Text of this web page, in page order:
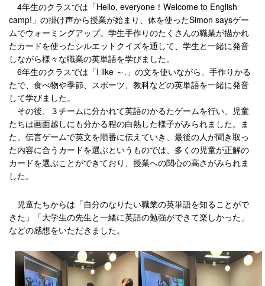
4年生のクラスでは「Hello, everyone！Welcome to English
camp!」の掛け声から授業が始まり、体を使ったSimon saysゲー
ムでウォーミングアップ。学生手作りのたくさんの職業が描かれ
たカードを使ったシルエットクイズを通して、学生と一緒に発音
しながら様々な職業の英単語を学びました。
6年生のクラスでは「I like ～.」の文を使いながら、手作りかる
たで、食べ物や季節、スポーツ、教科などの英単語を一緒に発音
して学びました。
その後、３チームに分かれて英語のかるたゲームを行い、児童
たちは画面越しにも分かる程の白熱した様子がみられました。ま
た、伝言ゲームで英文を順番に伝えていき、最後の人が聞き取っ
た内容に合うカードを選ぶというものでは、多くの児童が正解の
カードを選ぶことができており、授業への関心の高さがみられま
した。
児童たちからは「自分のなりたい職業の英単語を知ることがで
きた」「大学生の先生と一緒に英語の勉強ができて楽しかった」
などの感想をいただきました。